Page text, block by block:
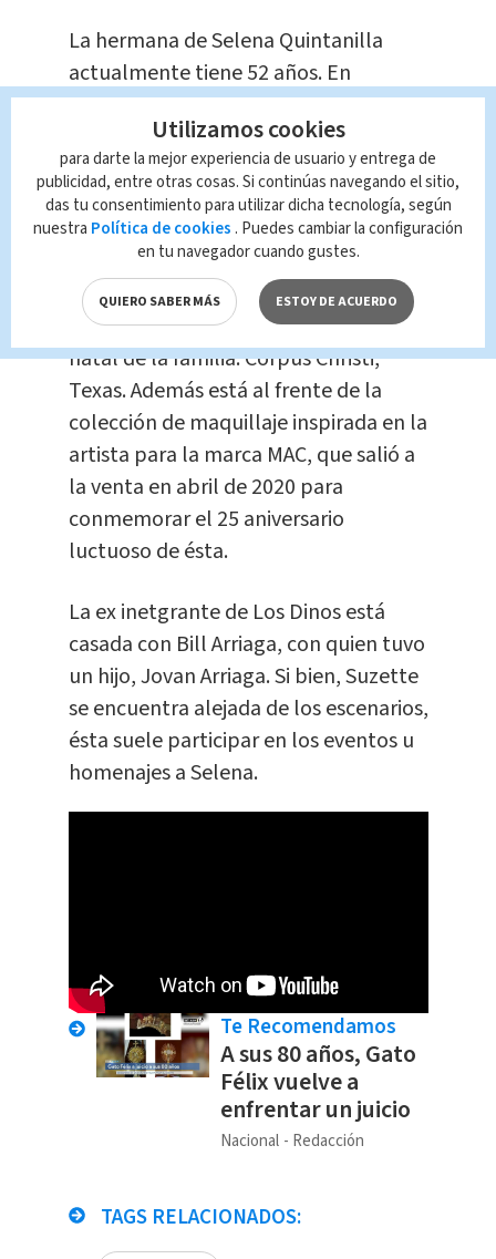
La hermana de Selena Quintanilla
actualmente tiene 52 años. En
1995, creó la Fundación Selena, la cual
brinda apoyo a niños y niñas con el
objetivo de evitar que dejen la escuela.
También está al frente del museo que
conserva los recuerdos, fotos e
icónicos trajes de Selena; el popular
recinto se encuentra en la ciudad
natal de la familia: Corpus Christi,
Texas. Además está al frente de la
colección de maquillaje inspirada en la
artista para la marca MAC, que salió a
la venta en abril de 2020 para
conmemorar el 25 aniversario
luctuoso de ésta.
La ex inetgrante de Los Dinos está
casada con Bill Arriaga, con quien tuvo
un hijo, Jovan Arriaga. Si bien, Suzette
se encuentra alejada de los escenarios,
ésta suele participar en los eventos u
homenajes a Selena.
Te Recomendamos
A sus 80 años, Gato
Félix vuelve a
enfrentar un juicio
Nacional Redacción
TAGS RELACIONADOS:
Utilizamos cookies
para darte la mejor experiencia de usuario y entrega de
publicidad, entre otras cosas. Si continúas navegando el sitio,
das tu consentimiento para utilizar dicha tecnología, según
nuestra Política de cookies . Puedes cambiar la configuración
en tu navegador cuando gustes.
QUIERO SABER MÁS ESTOY DE ACUERDO